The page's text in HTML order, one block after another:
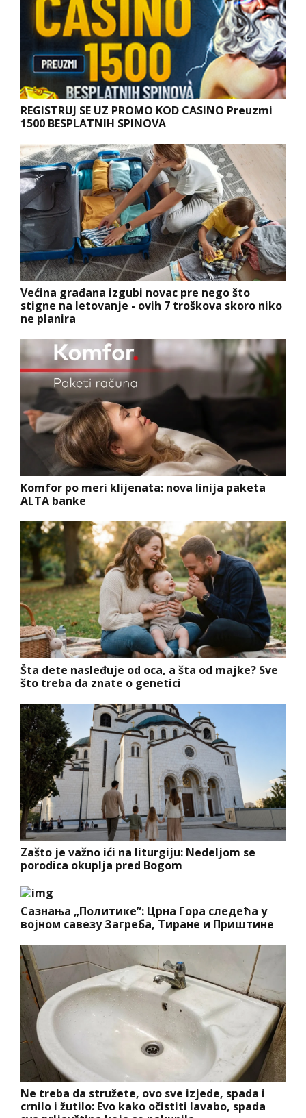
REGISTRUJ SE UZ PROMO KOD CASINO Preuzmi
1500 BESPLATNIH SPINOVA
Većina građana izgubi novac pre nego što
stigne na letovanje - ovih 7 troškova skoro niko
ne planira
Komfor po meri klijenata: nova linija paketa
ALTA banke
Šta dete nasleđuje od oca, a šta od majke? Sve
što treba da znate o genetici
Zašto je važno ići na liturgiju: Nedeljom se
porodica okuplja pred Bogom
Сазнања „Политике”: Црна Гора следећа у
војном савезу Загреба, Тиране и Приштине
Ne treba da stružete, ovo sve izjede, spada i
crnilo i žutilo: Evo kako očistiti lavabo, spada